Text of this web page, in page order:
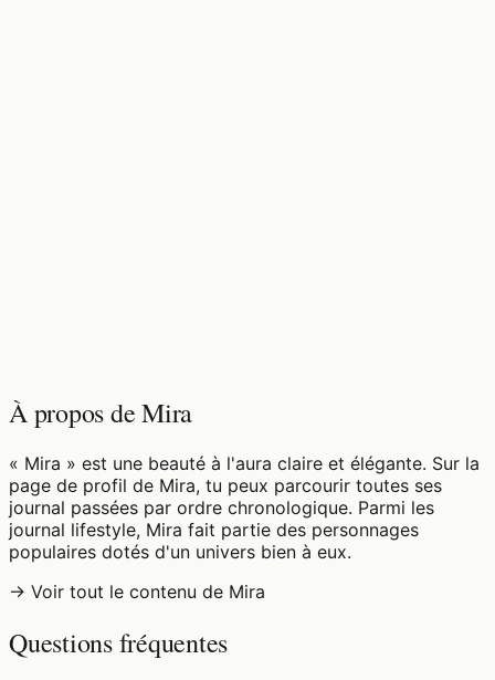
À propos de Mira
« Mira » est une beauté à l'aura claire et élégante. Sur la
page de profil de Mira, tu peux parcourir toutes ses
journal passées par ordre chronologique. Parmi les
journal lifestyle, Mira fait partie des personnages
populaires dotés d'un univers bien à eux.
→ Voir tout le contenu de Mira
Questions fréquentes